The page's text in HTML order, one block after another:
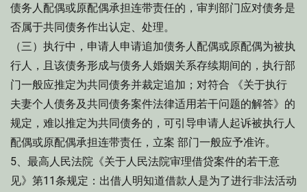
债务人配偶或原配偶承担连带责任的，审判部门应对债务是
否属于共同债务作出认定、处理。
（三）执行中，申请人申请追加债务人配偶或原配偶为被执
行人，且该债务形成与债务人婚姻关系存续期间的，执行部
门一般应推定为共同债务并裁定追加；对符合 《关于执行
夫妻个人债务及共同债务案件法律适用若干问题的解答》的
规定，难以推定为共同债务的，可引导申请人起诉被执行人
配偶或原配偶承担连带责任，立案 部门一般应予准许。
5、最高人民法院《关于人民法院审理借贷案件的若干意
见》第11条规定：出借人明知道借款人是为了进行非法活动